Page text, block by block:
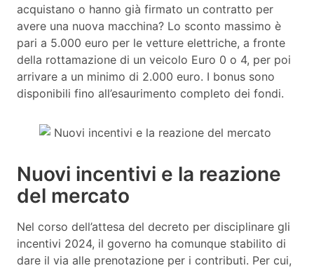
acquistano o hanno già firmato un contratto per
avere una nuova macchina? Lo sconto massimo è
pari a 5.000 euro per le vetture elettriche, a fronte
della rottamazione di un veicolo Euro 0 o 4, per poi
arrivare a un minimo di 2.000 euro. I bonus sono
disponibili fino all’esaurimento completo dei fondi.
Nuovi incentivi e la reazione
del mercato
Nel corso dell’attesa del decreto per disciplinare gli
incentivi 2024, il governo ha comunque stabilito di
dare il via alle prenotazione per i contributi. Per cui,